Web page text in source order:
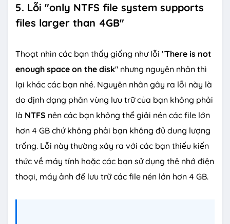
5. Lỗi "only NTFS file system supports
files larger than 4GB"
Thoạt nhìn các bạn thấy giống như lỗi "There is not
enough space on the disk" nhưng nguyên nhân thì
lại khác các bạn nhé. Nguyên nhân gây ra lỗi này là
do định dạng phân vùng lưu trữ của bạn không phải
là NTFS nên các bạn không thể giải nén các file lớn
hơn 4 GB chứ không phải bạn không đủ dung lượng
trống. Lỗi này thường xảy ra với các bạn thiếu kiến
thức về máy tính hoặc các bạn sử dụng thẻ nhớ điện
thoại, máy ảnh để lưu trữ các file nén lớn hơn 4 GB.